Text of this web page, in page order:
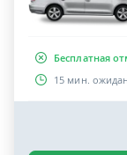
Бесплатная
15 мин.